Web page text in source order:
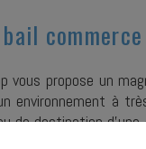
vous propose un
environnement à
de destination
une terrasse estivale